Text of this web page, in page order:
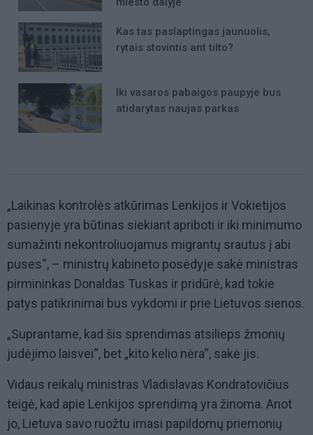
Kas tas paslaptingas jaunuolis,
rytais stovintis ant tilto?
Iki vasaros pabaigos paupyje bus
atidarytas naujas parkas
„Laikinas kontrolės atkūrimas Lenkijos ir Vokietijos
pasienyje yra būtinas siekiant apriboti ir iki minimumo
sumažinti nekontroliuojamus migrantų srautus į abi
puses“, – ministrų kabineto posėdyje sakė ministras
pirmininkas Donaldas Tuskas ir pridūrė, kad tokie
patys patikrinimai bus vykdomi ir prie Lietuvos sienos.
„Suprantame, kad šis sprendimas atsilieps žmonių
judėjimo laisvei“, bet „kito kelio nėra“, sakė jis.
Vidaus reikalų ministras Vladislavas Kondratovičius
teigė, kad apie Lenkijos sprendimą yra žinoma. Anot
jo, Lietuva savo ruožtu imasi papildomų priemonių